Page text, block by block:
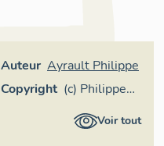
Auteur Ayrault Philippe
Copyright (c) Philippe
Ayrault,Voir tout